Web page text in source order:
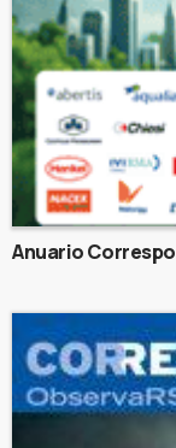
Anuario